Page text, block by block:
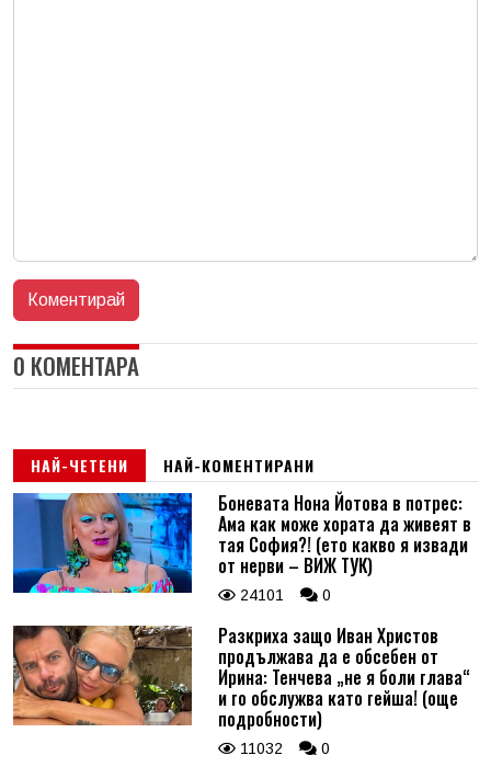
0 КОМЕНТАРА
НАЙ-ЧЕТЕНИ НАЙ-КОМЕНТИРАНИ
Боневата Нона Йотова в потрес:
Ама как може хората да живеят в
тая София?! (ето какво я извади
от нерви – ВИЖ ТУК)
24101 0
Разкриха защо Иван Христов
продължава да е обсебен от
Ирина: Тенчева „не я боли глава“
и го обслужва като гейша! (още
подробности)
11032 0